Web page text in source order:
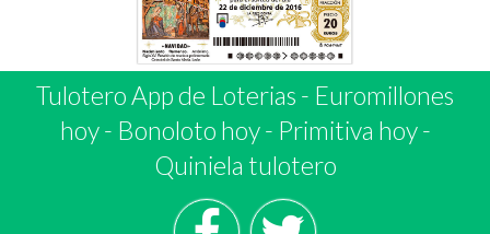
Tulotero App de Loterias - Euromillones
hoy- Bonoloto hoy- Primitiva hoy-
Quiniela tulotero